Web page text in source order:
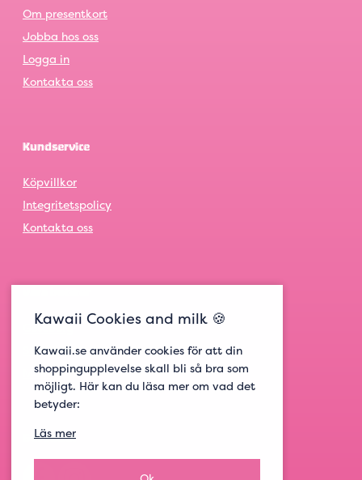
Om presentkort
Jobba hos oss
Logga in
Kontakta oss
Kundservice
Köpvillkor
Integritetspolicy
Kontakta oss
Göteborg
Stockholm
Malmö
Get social
Kawaii Cookies and milk 🍪
Kawaii.se använder cookies för att din
shoppingupplevelse skall bli så bra som
möjligt. Här kan du läsa mer om vad det
betyder:
Läs mer